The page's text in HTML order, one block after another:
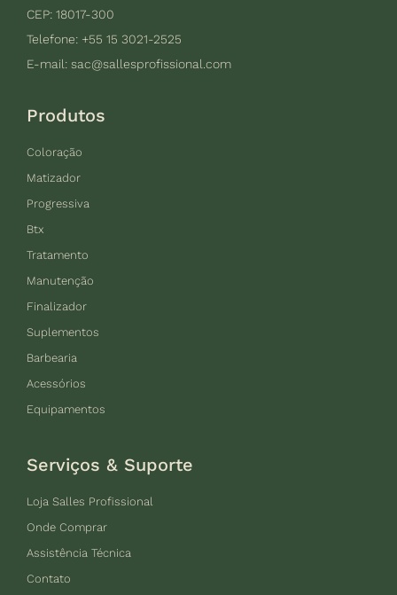
CEP: 18017-300
Telefone: +55 15 3021-2525
E-mail: sac@sallesprofissional.com
Produtos
Coloração
Matizador
Progressiva
Btx
Tratamento
Manutenção
Finalizador
Suplementos
Barbearia
Acessórios
Equipamentos
Serviços & Suporte
Loja Salles Profissional
Onde Comprar
Assistência Técnica
Contato